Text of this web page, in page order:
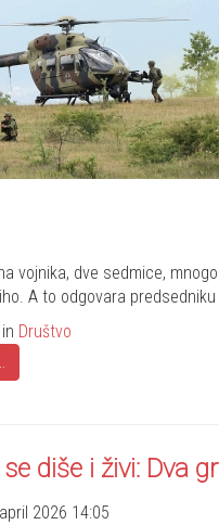
vojnika, dve sedmice,
A to odgovara
Društvo
diše i živi: Dva
2026 14:05